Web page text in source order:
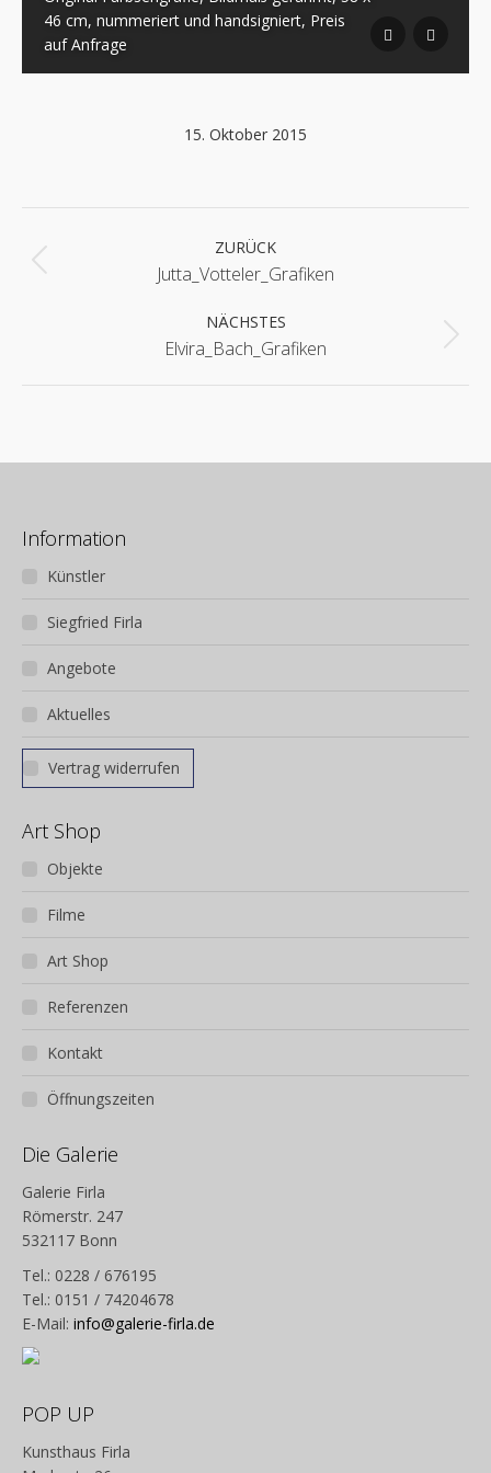
46 cm, nummeriert und handsigniert, Preis
auf Anfrage
15. Oktober 2015
Album-
Navigation
ZURÜCK
Vorheriges
Jutta_Votteler_Grafiken
NÄCHSTES
Nächstes
Elvira_Bach_Grafiken
Information
Künstler
Siegfried Firla
Angebote
Aktuelles
Vertrag widerrufen
Art Shop
Objekte
Filme
Art Shop
Referenzen
Kontakt
Öffnungszeiten
Die Galerie
Galerie Firla
Römerstr. 247
532117 Bonn
Tel.: 0228 / 676195
Tel.: 0151 / 74204678
E-Mail: info@galerie-firla.de
POP UP
Kunsthaus Firla